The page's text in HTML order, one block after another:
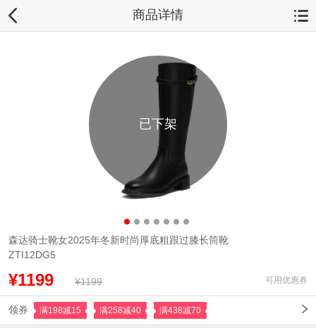
商品详情
已下架
森达骑士靴女2025年冬新时尚厚底粗跟过膝长筒靴
ZTI12DG5
¥1199 ¥1199 可用优惠券
领券 满198减15 满258减40 满438减70